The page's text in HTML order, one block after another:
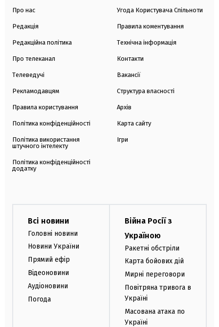
Про нас
Редакція
Редакційна політика
Про телеканал
Телеведучі
Рекламодавцям
Правила користування
Політика конфіденційності
Політика використання
штучного інтелекту
Політика конфіденційності
додатку
Угода Користувача Спільноти
Правила коментування
Технічна інформація
Контакти
Вакансії
Структура власності
Архів
Карта сайту
Ігри
Всі новини
Головні новини
Новини України
Прямий ефір
Відеоновини
Аудіоновини
Погода
Війна Росії з
Україною
Ракетні обстріли
Карта бойових дій
Мирні переговори
Повітряна тривога в
Україні
Масована атака по
Україні